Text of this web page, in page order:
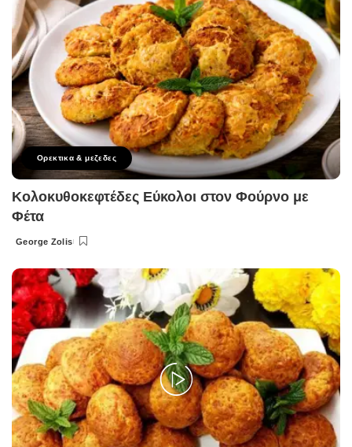
Ορεκτικα & μεζεδες
Κολοκυθοκεφτέδες Εύκολοι στον Φούρνο με
Φέτα
Posted
George Zolis